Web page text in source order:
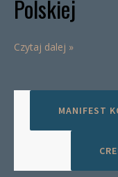
Polskiej
Czytaj dalej »
MANIFEST